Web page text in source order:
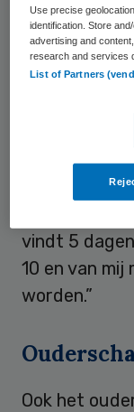
Nu heeft
de bevalling
recht op
vindt 5
10 en van mij
worden.”
Ook het
Use precise
identification. Store
advertising and
research and services
List of Partners